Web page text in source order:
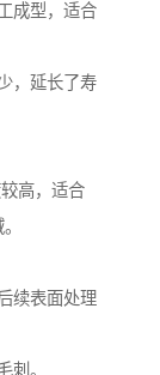
成型，适合
，延长了寿
高，适合
续表面处理
刺。